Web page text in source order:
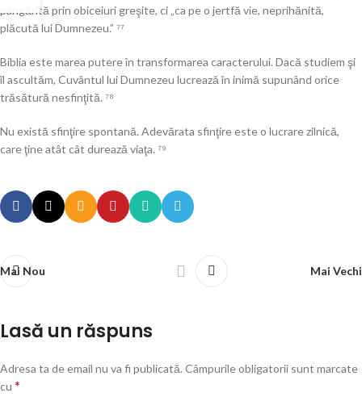
pângărită prin obiceiuri greşite, ci „ca pe o jertfă vie, neprihănită,
plăcută lui Dumnezeu.” ⁷⁷
Biblia este marea putere în transformarea caracterului. Dacă studiem şi
îl ascultăm, Cuvântul lui Dumnezeu lucrează în inimă supunând orice
trăsătură nesfinţită. ⁷⁸
Nu există sfinţire spontană. Adevărata sfinţire este o lucrare zilnică,
care ţine atât cât durează viaţa. ⁷⁹
Mai Nou Mai Vechi
Lasă un răspuns
Adresa ta de email nu va fi publicată. Câmpurile obligatorii sunt marcate
cu *